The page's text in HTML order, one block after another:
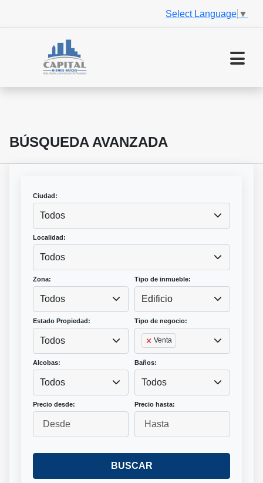
Select Language ▼
BÚSQUEDA AVANZADA
Ciudad:
Todos
Localidad:
Todos
Zona:
Todos
Tipo de inmueble:
Edificio
Estado Propiedad:
Todos
Tipo de negocio:
Venta
Alcobas:
Todos
Baños:
Todos
Precio desde: Precio hasta:
BUSCAR